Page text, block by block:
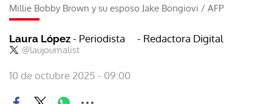
Millie Bobby Brown y su esposo Jake Bongiovi / AFP
Laura López - Periodista
@laujournalist
- Redactora Digital
10 de octubre 2025 - 09:00